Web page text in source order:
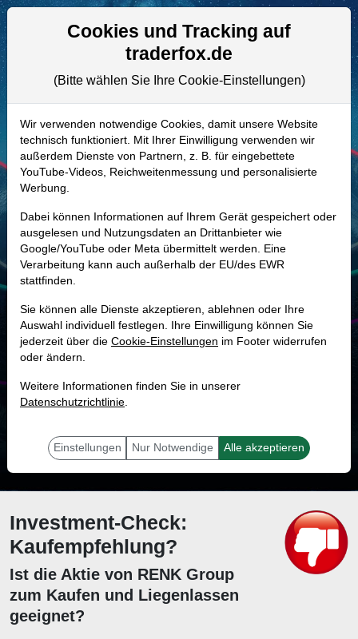
Aktien- und Artikelsuche
RENK73 | R3NK–RENK Group
Aktie
Realtime-Aktienkurs:
- - -
-
Marktkapitalisierung 5,08 Mrd. EUR
Unternehmenswert
Umsatz 1,37 Mrd. EUR
19.0 %
mit dieser Aktie erfolgreich sein.
Investment-Check:
Kaufempfehlung?
Ist die Aktie von RENK Group
zum Kaufen und Liegenlassen
geeignet?
Cookies und Tracking auf
traderfox.de
(Bitte wählen Sie Ihre Cookie-Einstellungen)
Wir verwenden notwendige Cookies, damit unsere Website
technisch funktioniert. Mit Ihrer Einwilligung verwenden wir
außerdem Dienste von Partnern, z. B. für eingebettete
YouTube-Videos, Reichweitenmessung und personalisierte
Werbung.
Dabei können Informationen auf Ihrem Gerät gespeichert oder
ausgelesen und Nutzungsdaten an Drittanbieter wie
Google/YouTube oder Meta übermittelt werden. Eine
Verarbeitung kann auch außerhalb der EU/des EWR
stattfinden.
Sie können alle Dienste akzeptieren, ablehnen oder Ihre
Auswahl individuell festlegen. Ihre Einwilligung können Sie
jederzeit über die Cookie-Einstellungen im Footer widerrufen
oder ändern.
Weitere Informationen finden Sie in unserer
Datenschutzrichtlinie.
Einstellungen Nur Notwendige Alle akzeptieren